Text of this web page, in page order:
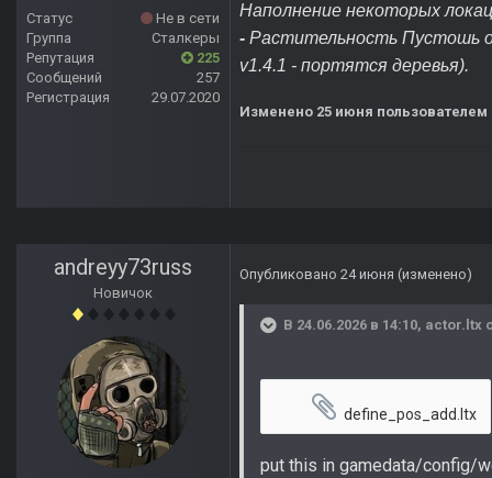
Статус
Не в сети
Группа
Сталкеры
Репутация
225
Сообщений
257
Регистрация
29.07.2020
Наполнение некоторых
- Растительность Пустошь
v1.4.1 - портятся деревья).
Изменено 25 июня
andreyy73russ
Новичок
Опубликовано 24 июня (изменено)
В 24.06.2026 в 14:10, actor.ltx
define_pos_add.ltx
put this in gamedata/config/